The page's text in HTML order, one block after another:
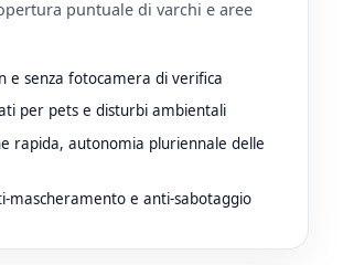
puntuale di varchi e aree
e senza fotocamera di verifica
per pets e disturbi ambientali
rapida, autonomia pluriennale delle
mascheramento e anti-sabotaggio